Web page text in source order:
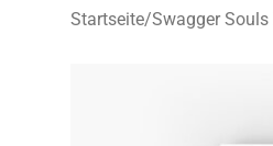
Startseite/Swagger